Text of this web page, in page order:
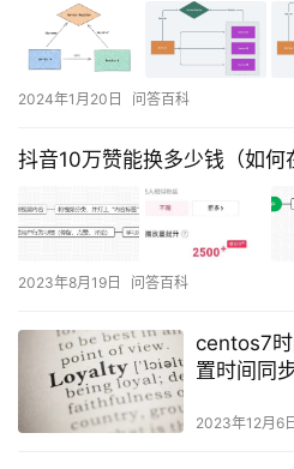
2024年1月20日 问答百科
抖音10万赞能换多少钱（如何
2023年8月19日 问答百科
centos7
置时间同
2023年12月6日